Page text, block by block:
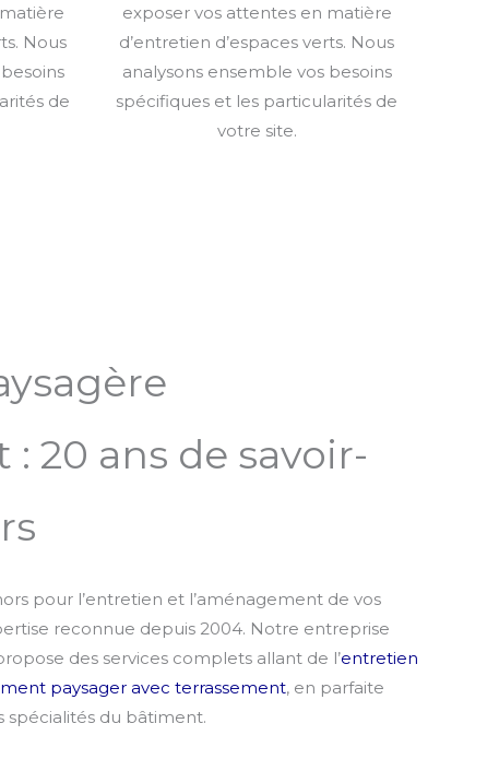
Nous
de
exposer vos attentes en matière
d’entretien d’espaces verts. Nous
analysons ensemble vos besoins
spécifiques et les particularités de
votre site.
20 ans de savoir-
pour l’entretien et l’aménagement de vos
reconnue depuis 2004. Notre entreprise
des services complets allant de l’entretien
paysager avec terrassement, en parfaite
spécialités du bâtiment.